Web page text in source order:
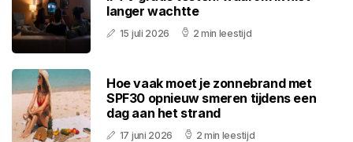
langer wachtte
15 juli 2026 2 min leestijd
Hoe vaak moet je zonnebrand met
SPF30 opnieuw smeren tijdens een
dag aan het strand
17 juni 2026 2 min leestijd